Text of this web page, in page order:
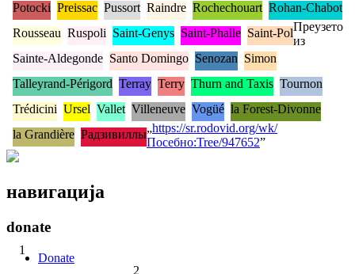
1
2
Potocki Preissac Pussort Raindre Rochechouart Rohan-Chabot
Rousseau Ruspoli Saint-Genys Saint-Phalle Saint-Pol
Sainte-Aldegonde Santo Domingo Senozan Simon
Talleyrand-Périgord Terray Terry Thurn and Taxis Tournon
Trédicini Ursel Vallet Villeneuve Vogüé la Forest-Divonne
la Grandière Радзивиллы
Преузето
из
„https://sr.rodovid.org/wk/
Посебно:Tree/947652”
навигација
donate
Donate